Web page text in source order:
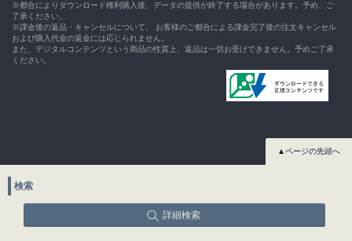
※都合によりダウンロード権利購入後、データの提供が終了する場合があります。予め、ご
了承ください。
※課金後の返品・キャンセルについて、 お客様のご都合による課金完了後の注文キャンセル
および購入代金の返金には応じられません。
また、デジタルコンテンツという商品の性質上、返品は一切お受けできません。予めご了承
ください。
▲ページの先頭へ
検索
詳細検索